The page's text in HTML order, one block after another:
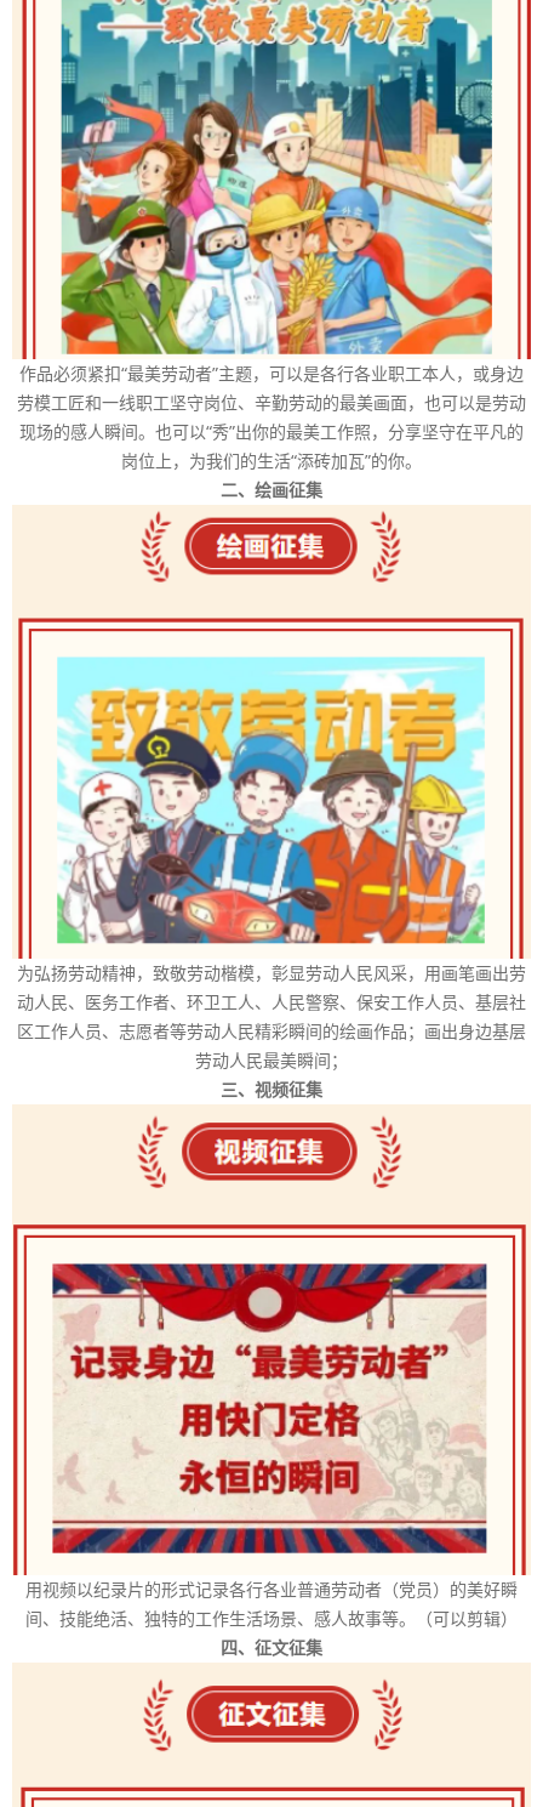
作品必须紧扣“最美劳动者”主题，可以是各行各业职工本人，或身边
劳模工匠和一线职工坚守岗位、辛勤劳动的最美画面，也可以是劳动
现场的感人瞬间。也可以“秀”出你的最美工作照，分享坚守在平凡的
岗位上，为我们的生活“添砖加瓦”的你。
二、绘画征集
为弘扬劳动精神，致敬劳动楷模，彰显劳动人民风采，用画笔画出劳
动人民、医务工作者、环卫工人、人民警察、保安工作人员、基层社
区工作人员、志愿者等劳动人民精彩瞬间的绘画作品；画出身边基层
劳动人民最美瞬间；
三、视频征集
用视频以纪录片的形式记录各行各业普通劳动者（党员）的美好瞬
间、技能绝活、独特的工作生活场景、感人故事等。（可以剪辑）
四、征文征集